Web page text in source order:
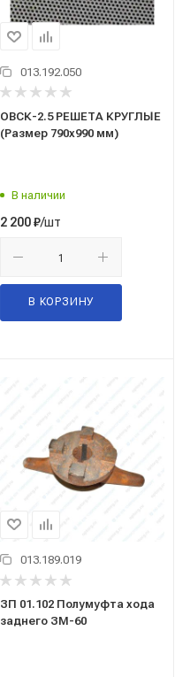
013.192.050
ОВСК-2.5 РЕШЕТА КРУГЛЫЕ
(Размер 790х990 мм)
В наличии
2 200₽/шт
В КОРЗИНУ
013.189.019
ЗП 01.102 Полумуфта хода
заднего ЗМ-60